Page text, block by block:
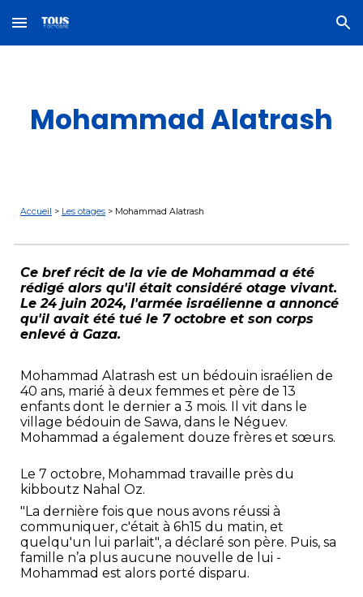
Skip to main content Skip to navigation
Mohammad Alatrash
Accueil > Les otages > Mohammad Alatrash
Ce bref récit de la vie de Mohammad a été
rédigé alors qu'il était considéré otage vivant.
Le 24 juin 2024, l'armée israélienne a annoncé
qu'il avait été tué le 7 octobre et son corps
enlevé à Gaza.
Mohammad Alatrash est un bédouin israélien de
40 ans, marié à deux femmes et père de 13
enfants dont le dernier a 3 mois. Il vit dans le
village bédouin de Sawa, dans le Néguev.
Mohammad a également douze frères et sœurs.
Le 7 octobre, Mohammad travaille près du
kibboutz Nahal Oz.
"La dernière fois que nous avons réussi à
communiquer, c'était à 6h15 du matin, et
quelqu'un lui parlait", a déclaré son père. Puis, sa
famille n’a plus aucune nouvelle de lui -
Mohammad est alors porté disparu.